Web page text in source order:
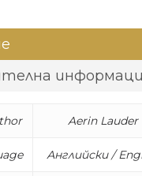
Aerin Lauder
Английски /